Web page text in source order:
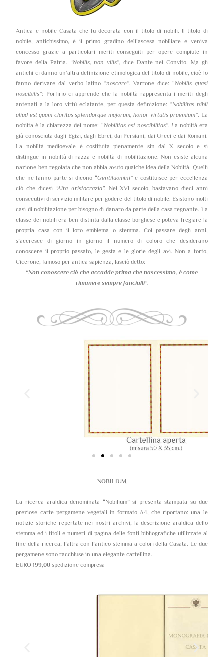
Antica e nobile Casata che fu decorata con il titolo di nobili. Il titolo di
nobile, antichissimo, è il primo gradino dell’ascesa nobiliare e veniva
concesso grazie a particolari meriti conseguiti per opere compiute in
favore della Patria. “Nobilis, non vilis”, dice Dante nel Convito. Ma gli
antichi ci danno un’altra definizione etimologica del titolo di nobile, cioè lo
fanno derivare dal verbo latino “noscere”. Varrone dice: “Nobilis quasi
noscibilis”; Porfirio ci apprende che la nobiltà rappresenta i meriti degli
antenati a la loro virtù eclatante, per questa definizione: “Nobilitas nihil
aliud est quam claritas splendorque majorum, honor virtutis praemium”. La
nobilta è la chiarezza del nome: “Nobilitas est noscibilitas”. La nobiltà era
già conosciuta dagli Egizi, dagli Ebrei, dai Persiani, dai Greci e dai Romani.
La nobiltà medioevale è costituita pienamente sin dal X secolo e si
distingue in nobiltà di razza e nobiltà di nobilitazione. Non esiste alcuna
nazione ben regolata che non abbia avuto qualche idea della Nobiltà. Quelli
che ne fanno parte si dicono “Gentiluomini”e costituisce per eccellenza
ciò che dicesi “Alta Aristocrazia”. Nel XVI secolo, bastavano dieci anni
consecutivi di servizio militare per godere del titolo di nobile. Esistono molti
casi di nobilitazione per bisogno di danaro da parte della casa regnante. La
classe dei nobili era ben distinta dalla classe borghese e poteva fregiare la
propria casa con il loro emblema o stemma. Col passare degli anni,
s’accresce di giorno in giorno il numero di coloro che desiderano
conoscere il proprio passato, le gesta e le glorie degli avi. Non a torto,
Cicerone, famoso per antica sapienza, lasciò detto:
“Non conoscere ciò che accadde prima che nascessimo, è come
rimanere sempre fanciulli”.
NOBILIUM
La ricerca araldica denominata “Nobilium” si presenta stampata su due
preziose carte pergamene vegetali in formato A4, che riportano: una le
notizie storiche repertate nei nostri archivi, la descrizione araldica dello
stemma ed i titoli e numeri di pagina delle fonti bibliografiche utilizzate al
fine della ricerca; l’altra con l’antico stemma a colori della Casata. Le due
pergamene sono racchiuse in una elegante cartellina.
EURO 199,00 spedizione compresa